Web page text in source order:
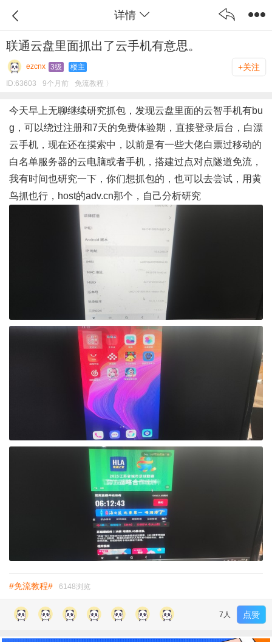
详情
联通云盘里面抓出了云手机有意思。
+关注
ezcnx 3级
楼主
ID:63603 9个月前 免流教程 〉
今天早上无聊继续研究抓包，发现云盘里面的云智手机有bu
g，可以绕过注册和7天的免费体验期，直接登录后台，白漂
云手机，现在还在摸索中，以前是有一些大佬白票过移动的
白名单服务器的云电脑或者手机，搭建过点对点隧道免流，
我有时间也研究一下，你们想抓包的，也可以去尝试，用黄
鸟抓也行，host的adv.cn那个，自己分析研究
#免流教程# 6148浏览
7人 点赞